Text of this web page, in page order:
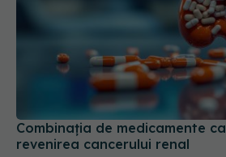
Combinația de medicamente
revenirea cancerului renal